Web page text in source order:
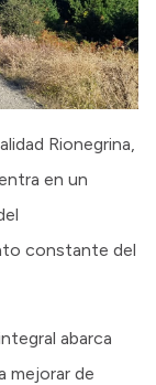
Rionegrina,
en un
constante del
abarca
mejorar de